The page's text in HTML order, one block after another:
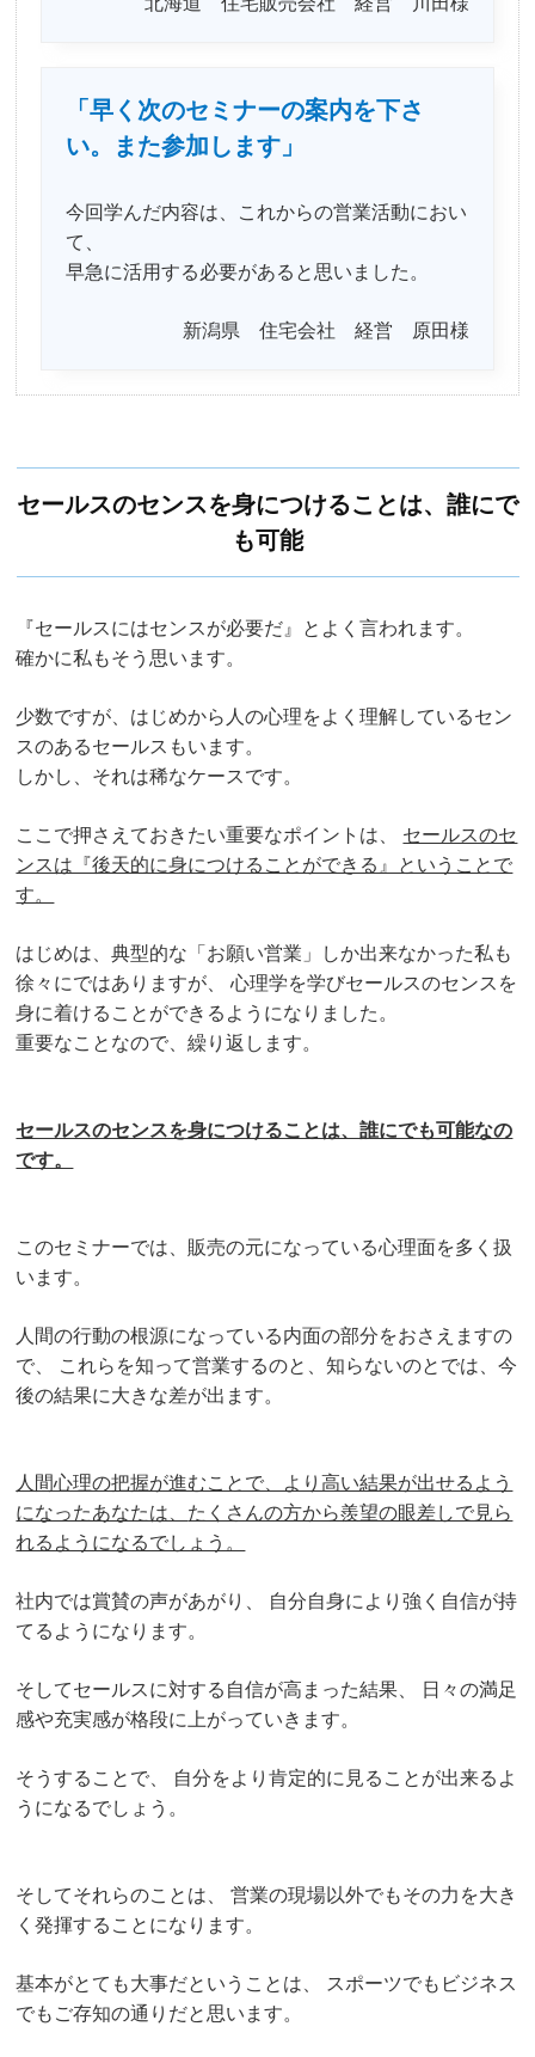
「早く次のセミナーの案内を下さ
い。また参加します」
今回学んだ内容は、これからの営業活動におい
て、
早急に活用する必要があると思いました。
新潟県 住宅会社 経営 原田様
セールスのセンスを身につけることは、誰にで
も可能
『セールスにはセンスが必要だ』とよく言われます。
確かに私もそう思います。
少数ですが、はじめから人の心理をよく理解しているセン
スのあるセールスもいます。
しかし、それは稀なケースです。
ここで押さえておきたい重要なポイントは、
セールスのセ
ンスは『後天的に身につけることができる』ということで
す。
はじめは、典型的な「お願い営業」しか出来なかった私も
徐々にではありますが、
心理学を学びセールスのセンスを
身に着けることができるようになりました。
重要なことなので、繰り返します。
セールスのセンスを身につけることは、誰にでも可能なの
です。
このセミナーでは、販売の元になっている心理面を多く扱
います。
人間の行動の根源になっている内面の部分をおさえますの
で、
これらを知って営業するのと、知らないのとでは、今
後の結果に大きな差が出ます。
人間心理の把握が進むことで、より高い結果が出せるよう
になったあなたは、 たくさんの方から羨望の眼差しで見ら
れるようになるでしょう。
社内では賞賛の声があがり、
自分自身により強く自信が持
てるようになります。
そしてセールスに対する自信が高まった結果、
日々の満足
感や充実感が格段に上がっていきます。
そうすることで、
自分をより肯定的に見ることが出来るよ
うになるでしょう。
そしてそれらのことは、
営業の現場以外でもその力を大き
く発揮することになります。
基本がとても大事だということは、
スポーツでもビジネス
でもご存知の通りだと思います。